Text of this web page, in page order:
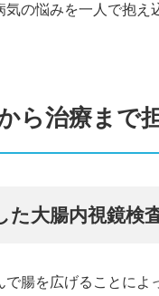
の悩みを一人で抱
ら治療まで
た大腸内視鏡検
で腸を広げることによ